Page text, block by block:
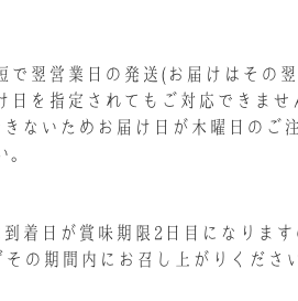
翌営業日の発送(お届けはその
を指定されてもご対応できませ
ないためお届け日が木曜日のご
着日が賞味期限2日目になりま
の期間内にお召し上がりくださ